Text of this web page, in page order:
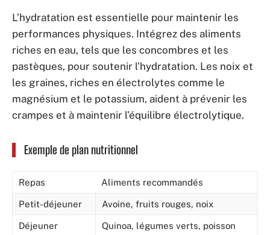
L’hydratation est essentielle pour maintenir les
performances physiques. Intégrez des aliments
riches en eau, tels que les concombres et les
pastèques, pour soutenir l’hydratation. Les noix et
les graines, riches en électrolytes comme le
magnésium et le potassium, aident à prévenir les
crampes et à maintenir l’équilibre électrolytique.
Exemple de plan nutritionnel
Repas Aliments recommandés
Petit-déjeuner Avoine, fruits rouges, noix
Déjeuner Quinoa, légumes verts, poisson